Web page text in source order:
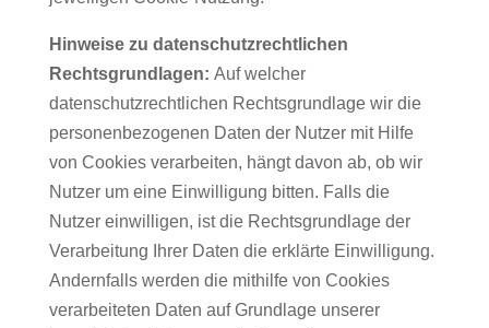
Hinweise zu datenschutzrechtlichen
Rechtsgrundlagen: Auf welcher
datenschutzrechtlichen Rechtsgrundlage wir die
personenbezogenen Daten der Nutzer mit Hilfe
von Cookies verarbeiten, hängt davon ab, ob wir
Nutzer um eine Einwilligung bitten. Falls die
Nutzer einwilligen, ist die Rechtsgrundlage der
Verarbeitung Ihrer Daten die erklärte Einwilligung.
Andernfalls werden die mithilfe von Cookies
verarbeiteten Daten auf Grundlage unserer